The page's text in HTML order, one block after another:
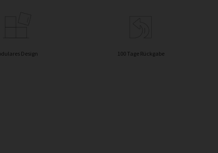
Design 100 Tage Rückgabe